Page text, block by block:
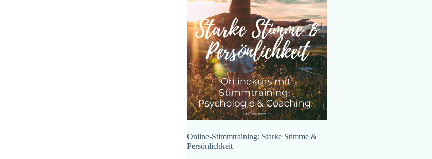
Online-Stimmtraining: Starke Stimme &
Persönlichkeit